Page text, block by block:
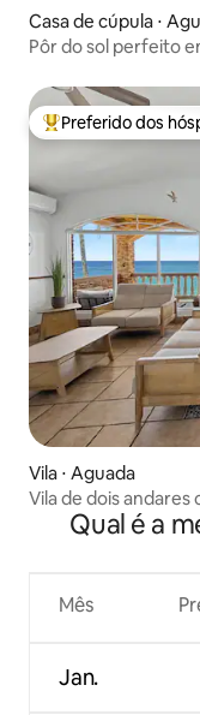
Casa de cúpula ⋅
Pôr do sol perfeito
Entre os melhores
Preferido dos
Vila ⋅ Aguada
Vila de dois andares
AguadaQual é a
Mês
Jan.